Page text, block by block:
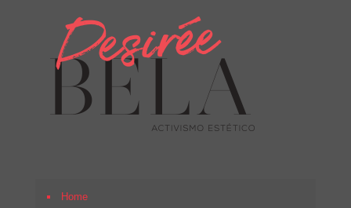
Home